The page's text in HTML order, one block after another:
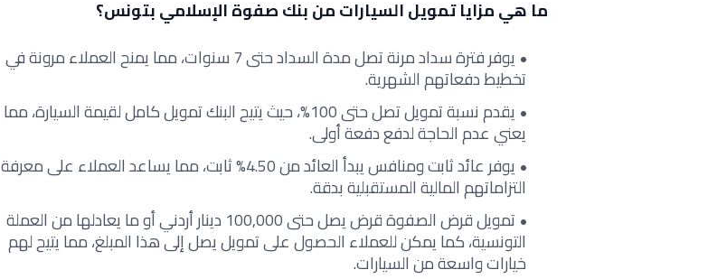
ما هي مزايا تمويل السيارات من بنك صفوة الإسلامي بتونس؟
يوفر فترة سداد مرنة تصل مدة السداد حتى 7 سنوات، مما يمنح العملاء مرونة في
تخطيط دفعاتهم الشهرية.
يقدم نسبة تمويل تصل حتى 100%، حيث يتيح البنك تمويل كامل لقيمة السيارة، مما
يعني عدم الحاجة لدفع دفعة أولى.
يوفر عائد ثابت ومنافس يبدأ العائد من 4.50% ثابت، مما يساعد العملاء على معرفة
التزاماتهم المالية المستقبلية بدقة.
تمويل قرض الصفوة قرض يصل حتى 100,000 دينار أردني أو ما يعادلها من العملة
التونسية، كما يمكن للعملاء الحصول على تمويل يصل إلى هذا المبلغ، مما يتيح لهم
خيارات واسعة من السيارات.